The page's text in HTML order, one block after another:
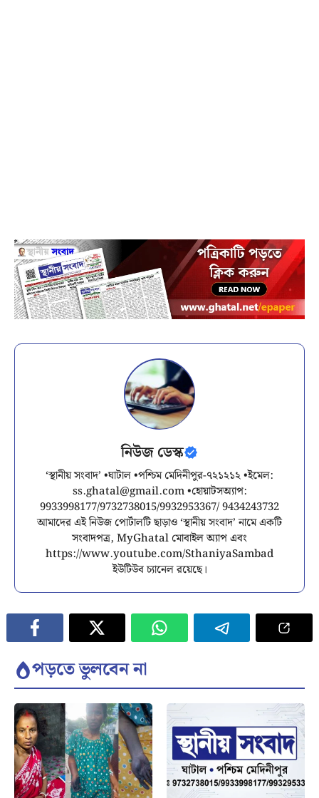
নিউজ ডেস্ক
‘স্থানীয় সংবাদ’ •ঘাটাল •পশ্চিম মেদিনীপুর-৭২১২১২ •ইমেল:
ss.ghatal@gmail.com•হোয়াটসঅ্যাপ:
9933998177/9732738015/9932953367/ 9434243732
আমাদের এই নিউজ পোর্টালটি ছাড়াও ‘স্থানীয় সংবাদ’ নামে একটি
সংবাদপত্র, MyGhatal মোবাইল অ্যাপ এবং
https://www.youtube.com/SthaniyaSambad
ইউটিউব চ্যানেল রয়েছে।
পড়তে ভুলবেন না